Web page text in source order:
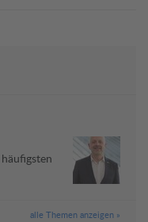
alle Themen anzeigen »